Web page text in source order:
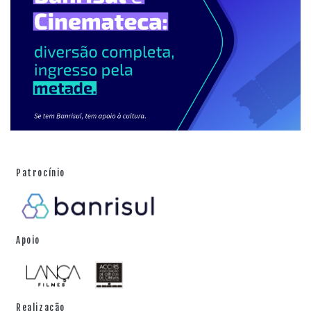
crises econômicas recentes. A ausência de uma
produção regular de cinema fantástico no país, a
despeito da rica mitologia, foi citada como uma grande
justificativa para a obra.
foi agraciado em três
categorias do MiSciFi Miami International Science
Fiction Film Festival 2024, entre elas, melhor filme de
horror.
Patrocínio
Apoio
Realização